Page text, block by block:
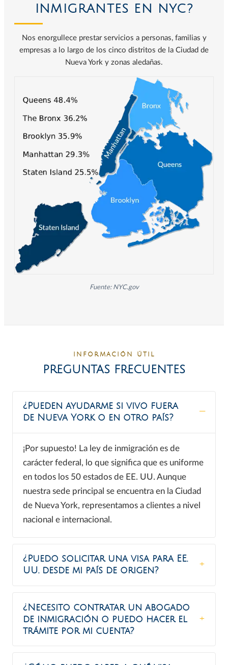
INMIGRANTES EN NYC?
Nos enorgullece prestar servicios a personas, familias y
empresas a lo largo de los cinco distritos de la Ciudad de
Nueva York y zonas aledañas.
Fuente: NYC.gov
INFORMACIÓN ÚTIL
PREGUNTAS FRECUENTES
¿Pueden ayudarme si vivo fuera
de Nueva York o en otro país?
¡Por supuesto! La ley de inmigración es de
carácter federal, lo que significa que es uniforme
en todos los 50 estados de EE. UU. Aunque
nuestra sede principal se encuentra en la Ciudad
de Nueva York, representamos a clientes a nivel
nacional e internacional.
¿Puedo solicitar una visa para EE.
UU. desde mi país de origen?
¿Necesito contratar un abogado
de inmigración o puedo hacer el
trámite por mi cuenta?